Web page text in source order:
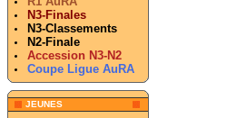
N3-Finales
N3-Classements
N2-Finale
Accession N3-N2
Coupe Ligue AuRA
JEUNES